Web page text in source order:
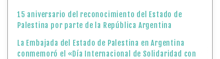
15 aniversario del reconocimiento del Estado de
Palestina por parte de la República Argentina
La Embajada del Estado de Palestina en Argentina
conmemoró el «Día Internacional de Solidaridad con